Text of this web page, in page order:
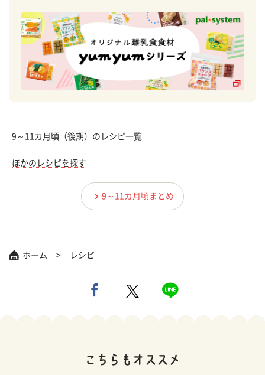
9～11カ月頃（後期）のレシピ一覧
ほかのレシピを探す
9～11カ月頃まとめ
ホーム レシピ